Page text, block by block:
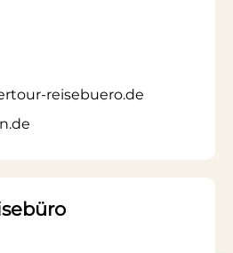
reisebuero.de